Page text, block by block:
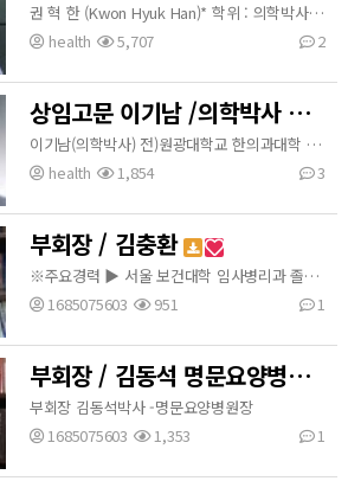
권 혁 한 (Kwon Hyuk Han)* 학위 : 의학박사 * Mobile : 010-3718-0411 * E-mail : hhkwon7@hanmail.net * 최종학력 일본 (…
health
5,707 2
상임고문 이기남 /의학박사
이기남(의학박사) 전)원광대학교 한의과대학 학장
health
1,854 3
부회장 / 김충환
※주요경력 ▶ 서울 보건대학 임사병리과 졸업(현 을지대학교) ▶ 가톨릭의대부속 성모자애병원(현 인천성모병원) 임상병리과 ▶ 건국대학교 산업대학원 미생물공학과 졸업.(공학석사) ▶ 인천 간호보건대학(현 안산대학교) 외래강사 ▶ 마산대학교 임상병리과 전임교수 임용 ▶ 경상대학교 자연대학원 미생물학과 졸업(이학박사) ▶ 마산대학교 임상병리과 정교수 ▶ 한국 임상병리학과 미생물학 교수회 회장 ▶ 한국 임상미생물검사학회 평의원 ▶ 한국 임상미생물검사학회 학술부회장 ▶ 한국 임상병리학과 교수협의회 회장 ▶ 한국 임상미…
1685075603
951 1
부회장 / 김동석 명문요양병원장
부회장 김동석박사 -명문요양병원장
1685075603
1,353 1